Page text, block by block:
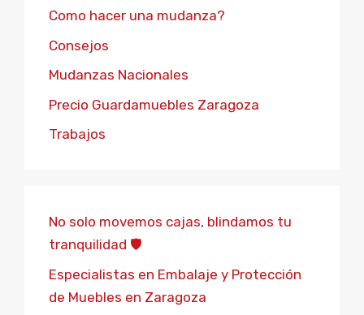
Como hacer una mudanza?
Consejos
Mudanzas Nacionales
Precio Guardamuebles Zaragoza
Trabajos
No solo movemos cajas, blindamos tu
tranquilidad 🛡️
Especialistas en Embalaje y Protección
de Muebles en Zaragoza